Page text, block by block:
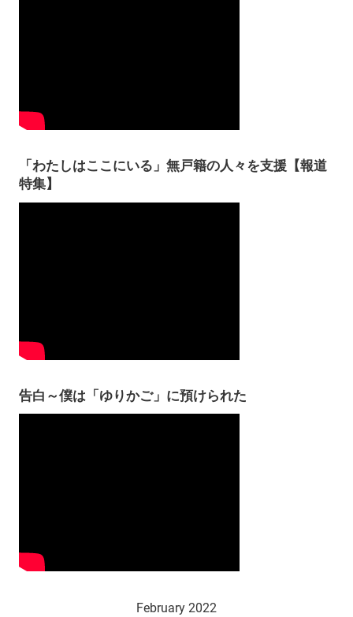
「わたしはここにいる」無戸籍の人々を支援【報道
特集】
告白～僕は「ゆりかご」に預けられた
February 2022